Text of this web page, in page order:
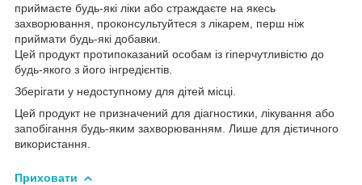
приймаєте будь-які ліки або страждаєте на якесь
захворювання, проконсультуйтеся з лікарем, перш ніж
приймати будь-які добавки.
Цей продукт протипоказаний особам із гіперчутливістю до
будь-якого з його інгредієнтів.
Зберігати у недоступному для дітей місці.
Цей продукт не призначений для діагностики, лікування або
запобігання будь-яким захворюванням. Лише для дієтичного
використання.
Приховати